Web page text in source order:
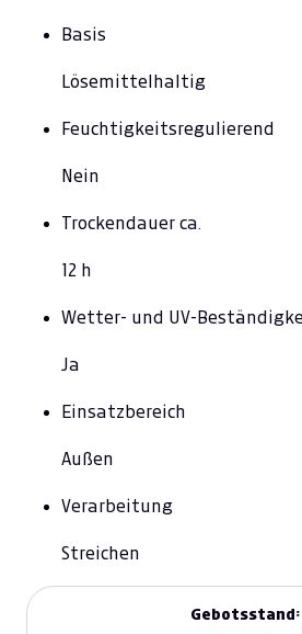
Basis
Lösemittelhaltig
Feuchtigkeitsregulierend
Nein
Trockendauer ca.
12 h
Wetter- und UV-
Ja
Einsatzbereich
Außen
Verarbeitung
Streichen
Gebotsstand: